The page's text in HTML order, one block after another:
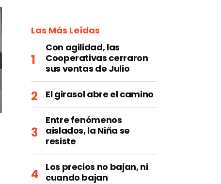
Las Más Leídas
Con agilidad, las
Cooperativas cerraron
sus ventas de Julio
El girasol abre el camino
Entre fenómenos
aislados, la Niña se
resiste
Los precios no bajan, ni
cuando bajan